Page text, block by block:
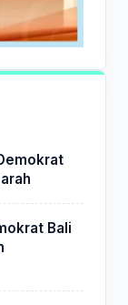
Bali